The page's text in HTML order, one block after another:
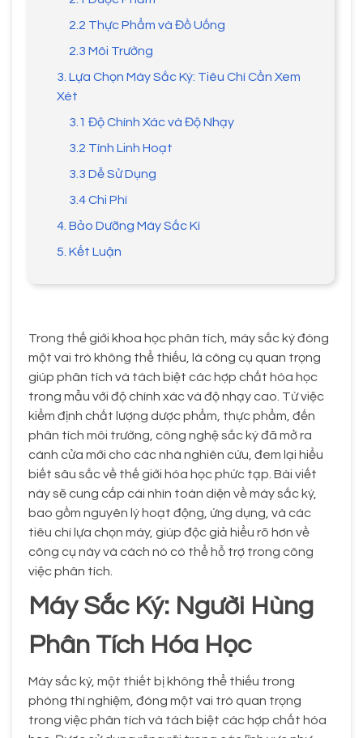
2.2 Thực Phẩm và Đồ Uống
2.3 Môi Trường
3. Lựa Chọn Máy Sắc Ký: Tiêu Chí Cần Xem
Xét
3.1 Độ Chính Xác và Độ Nhạy
3.2 Tính Linh Hoạt
3.3 Dễ Sử Dụng
3.4 Chi Phí
4. Bảo Dưỡng Máy Sắc Kí
5. Kết Luận
Trong thế giới khoa học phân tích, máy sắc ký đóng
một vai trò không thể thiếu, là công cụ quan trọng
giúp phân tích và tách biệt các hợp chất hóa học
trong mẫu với độ chính xác và độ nhạy cao. Từ việc
kiểm định chất lượng dược phẩm, thực phẩm, đến
phân tích môi trường, công nghệ sắc ký đã mở ra
cánh cửa mới cho các nhà nghiên cứu, đem lại hiểu
biết sâu sắc về thế giới hóa học phức tạp. Bài viết
này sẽ cung cấp cái nhìn toàn diện về máy sắc ký,
bao gồm nguyên lý hoạt động, ứng dụng, và các
tiêu chí lựa chọn máy, giúp độc giả hiểu rõ hơn về
công cụ này và cách nó có thể hỗ trợ trong công
việc phân tích.
Máy Sắc Ký: Người Hùng
Phân Tích Hóa Học
Máy sắc ký, một thiết bị không thể thiếu trong
phòng thí nghiệm, đóng một vai trò quan trọng
trong việc phân tích và tách biệt các hợp chất hóa